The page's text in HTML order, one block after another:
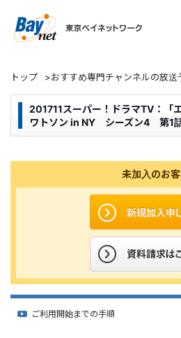
トップ >おすすめ専門チャンネルの放送
201711スーパー！ドラマTV：「
ワトソン in NY シーズン4 第1話
未加入のお
ご利用開始までの手順